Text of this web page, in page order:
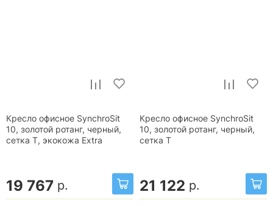
Кресло офисное SynchroSit
10, золотой ротанг, черный,
сетка T, экокожа Extra
19 767 р.
Кресло офисное SynchroSit
10, золотой ротанг, черный,
сетка T
21 122 р.